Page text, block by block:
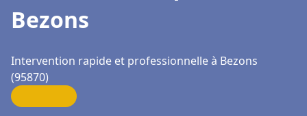
Bezons
Intervention rapide et professionnelle à Bezons
(95870)